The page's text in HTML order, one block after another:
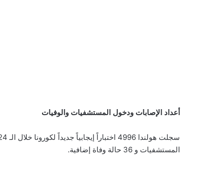
أعداد الإصابات ودخول المستشفيات والوفيات
المستشفيات و 36 حالة وفاة إضافية.